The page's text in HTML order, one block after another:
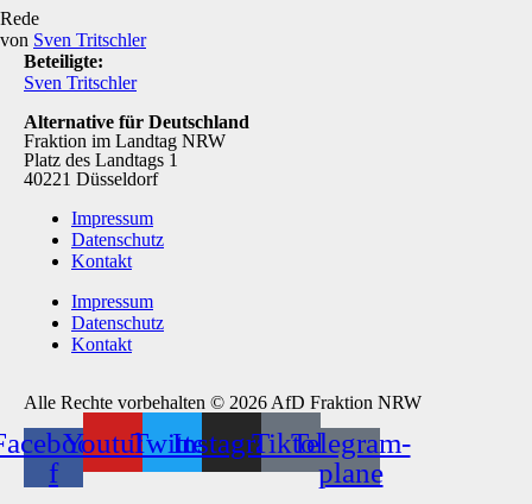
Rede
von Sven Tritschler
Beteiligte:
Sven Tritschler
Alternative für Deutschland
Fraktion im Landtag NRW
Platz des Landtags 1
40221 Düsseldorf
Impressum
Datenschutz
Kontakt
Impressum
Datenschutz
Kontakt
Alle Rechte vorbehalten © 2026 AfD Fraktion NRW
f
YoutubeTwitterInstagramTiktokTelegram-
plane